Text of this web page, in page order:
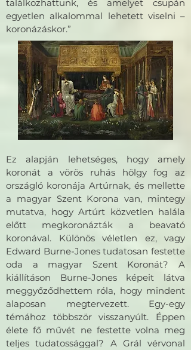
találkozhattunk, és amelyet csupán
egyetlen alkalommal lehetett viselni –
koronázáskor.”
Ez alapján lehetséges, hogy amely
koronát a vörös ruhás hölgy fog az
országló koronája Artúrnak, és mellette
a magyar Szent Korona van, mintegy
mutatva, hogy Artúrt közvetlen halála
előtt megkoronázták a beavató
koronával. Különös véletlen ez, vagy
Edward Burne-Jones tudatosan festette
oda a magyar Szent Koronát? A
kiállításon Burne-Jones képeit látva
meggyőződhettem róla, hogy mindent
alaposan megtervezett. Egy-egy
témához többször visszanyúlt. Éppen
élete fő művét ne festette volna meg
teljes tudatossággal? A Grál vérvonal